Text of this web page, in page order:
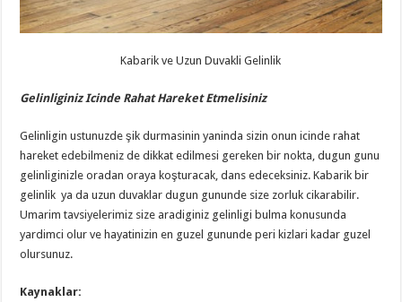
Kabarik ve Uzun Duvakli Gelinlik
Gelinliginiz Icinde Rahat Hareket Etmelisiniz
Gelinligin ustunuzde şik durmasinin yaninda sizin onun icinde rahat
hareket edebilmeniz de dikkat edilmesi gereken bir nokta, dugun gunu
gelinliginizle oradan oraya koşturacak, dans edeceksiniz. Kabarik bir
gelinlik ya da uzun duvaklar dugun gununde size zorluk cikarabilir.
Umarim tavsiyelerimiz size aradiginiz gelinligi bulma konusunda
yardimci olur ve hayatinizin en guzel gununde peri kizlari kadar guzel
olursunuz.
Kaynaklar: